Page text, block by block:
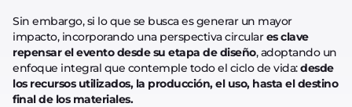
Sin embargo, si lo que se busca es generar un mayor
impacto, incorporando una perspectiva circulares clave
repensar el evento desde su etapa de diseño, adoptando un
enfoque integral que contemple todo el ciclo de vida:desde
los recursos utilizados, la producción, el uso, hasta el destino
final de los materiales.